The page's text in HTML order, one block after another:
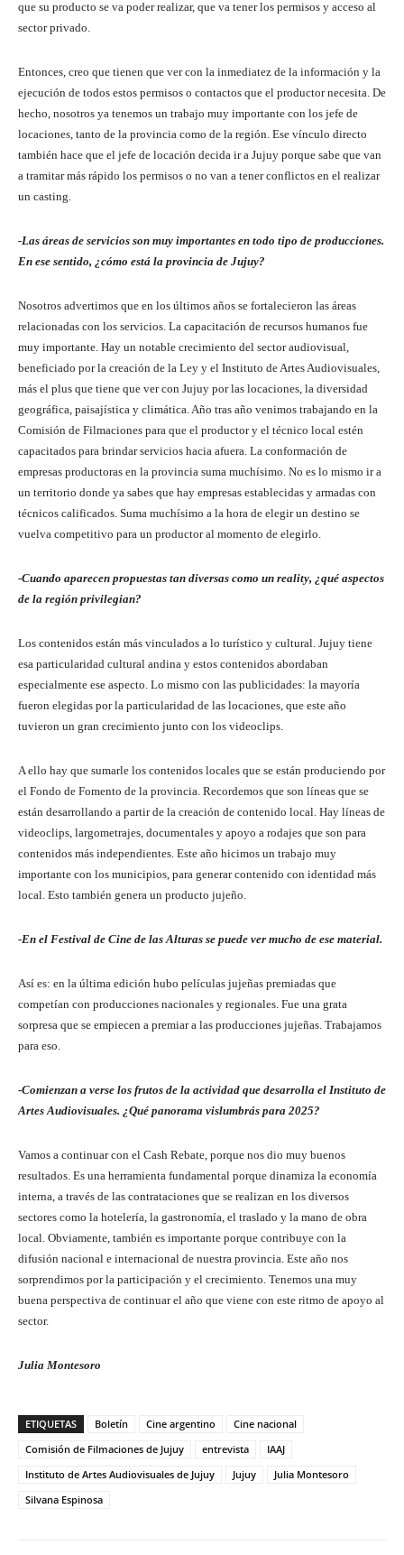
que su producto se va poder realizar, que va tener los permisos y acceso al
sector privado.
Entonces, creo que tienen que ver con la inmediatez de la información y la
ejecución de todos estos permisos o contactos que el productor necesita. De
hecho, nosotros ya tenemos un trabajo muy importante con los jefe de
locaciones, tanto de la provincia como de la región. Ese vínculo directo
también hace que el jefe de locación decida ir a Jujuy porque sabe que van
a tramitar más rápido los permisos o no van a tener conflictos en el realizar
un casting.
-Las áreas de servicios son muy importantes en todo tipo de producciones.
En ese sentido, ¿cómo está la provincia de Jujuy?
Nosotros advertimos que en los últimos años se fortalecieron las áreas
relacionadas con los servicios. La capacitación de recursos humanos fue
muy importante. Hay un notable crecimiento del sector audiovisual,
beneficiado por la creación de la Ley y el Instituto de Artes Audiovisuales,
más el plus que tiene que ver con Jujuy por las locaciones, la diversidad
geográfica, paisajística y climática. Año tras año venimos trabajando en la
Comisión de Filmaciones para que el productor y el técnico local estén
capacitados para brindar servicios hacia afuera. La conformación de
empresas productoras en la provincia suma muchísimo. No es lo mismo ir a
un territorio donde ya sabes que hay empresas establecidas y armadas con
técnicos calificados. Suma muchísimo a la hora de elegir un destino se
vuelva competitivo para un productor al momento de elegirlo.
-Cuando aparecen propuestas tan diversas como un reality, ¿qué aspectos
de la región privilegian?
Los contenidos están más vinculados a lo turístico y cultural. Jujuy tiene
esa particularidad cultural andina y estos contenidos abordaban
especialmente ese aspecto. Lo mismo con las publicidades: la mayoría
fueron elegidas por la particularidad de las locaciones, que este año
tuvieron un gran crecimiento junto con los videoclips.
A ello hay que sumarle los contenidos locales que se están produciendo por
el Fondo de Fomento de la provincia. Recordemos que son líneas que se
están desarrollando a partir de la creación de contenido local. Hay líneas de
videoclips, largometrajes, documentales y apoyo a rodajes que son para
contenidos más independientes. Este año hicimos un trabajo muy
importante con los municipios, para generar contenido con identidad más
local. Esto también genera un producto jujeño.
-En el Festival de Cine de las Alturas se puede ver mucho de ese material.
Así es: en la última edición hubo películas jujeñas premiadas que
competían con producciones nacionales y regionales. Fue una grata
sorpresa que se empiecen a premiar a las producciones jujeñas. Trabajamos
para eso.
-Comienzan a verse los frutos de la actividad que desarrolla el Instituto de
Artes Audiovisuales. ¿Qué panorama vislumbrás para 2025?
Vamos a continuar con el Cash Rebate, porque nos dio muy buenos
resultados. Es una herramienta fundamental porque dinamiza la economía
interna, a través de las contrataciones que se realizan en los diversos
sectores como la hotelería, la gastronomía, el traslado y la mano de obra
local. Obviamente, también es importante porque contribuye con la
difusión nacional e internacional de nuestra provincia. Este año nos
sorprendimos por la participación y el crecimiento. Tenemos una muy
buena perspectiva de continuar el año que viene con este ritmo de apoyo al
sector.
Julia Montesoro
ETIQUETAS Boletín Cine argentino
Cine nacional
Comisión de Filmaciones de Jujuy
entrevista
IAAJ
Instituto de Artes Audiovisuales de Jujuy
Jujuy
Julia Montesoro
Silvana Espinosa